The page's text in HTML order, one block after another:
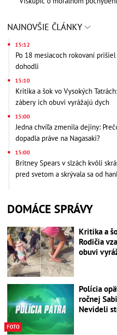
NAJNOVŠIE ČLÁNKY
15:12
Po 18 mesiacoch rokovaní
dohodli
15:10
Kritika a šok vo Vysokých
zábery ich obuvi vyrážajú dych
15:00
Jedna chvíľa zmenila dejiny:
dopadla práve na Nagasaki?
15:00
Britney Spears v slzách kvôli
pred svetom a skrývala sa od
DOMÁCE SPRÁVY
Kritika a
Rodičia
obuvi
FOTO
Polícia
ročnej
Nevideli